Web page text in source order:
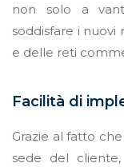
non solo a
soddisfare i
e delle reti
Facilità di
Grazie al fatto
sede del